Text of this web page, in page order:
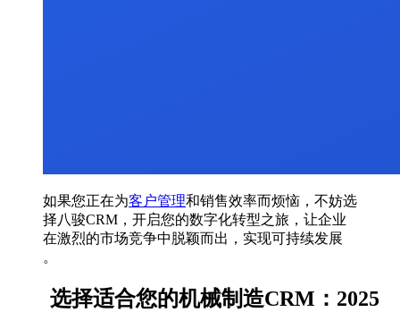
如果您正在为客户管理和销售效率而烦恼，不妨选
择八骏CRM，开启您的数字化转型之旅，让企业
在激烈的市场竞争中脱颖而出，实现可持续发展
。
选择适合您的机械制造CRM：2025